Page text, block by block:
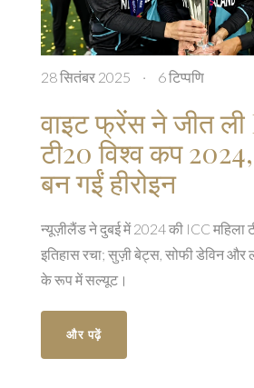
28 सितंबर 2025 · 6 टिप्पणि
वाइट फ्रेंस ने जीत ली
टी20 विश्व कप 2024,
बन गईं हीरोइन
न्यूज़ीलैंड ने दुबई में 2024 की ICC महिला
इतिहास रचा; सुज़ी बेट्स, सोफी डेविन और
के रूप में सल्यूट।
और पढ़ें